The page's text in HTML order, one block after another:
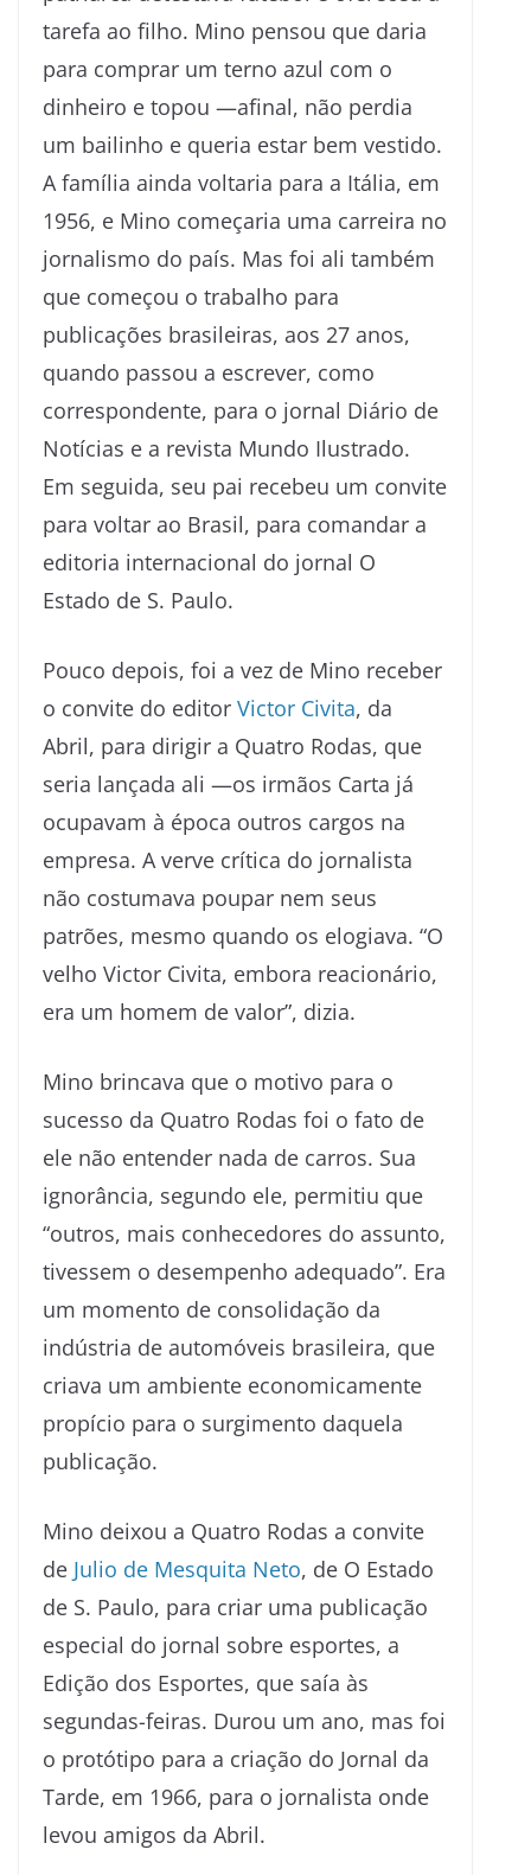
tarefa ao filho. Mino pensou que daria
para comprar um terno azul com o
dinheiro e topou —afinal, não perdia
um bailinho e queria estar bem vestido.
A família ainda voltaria para a Itália, em
1956, e Mino começaria uma carreira no
jornalismo do país. Mas foi ali também
que começou o trabalho para
publicações brasileiras, aos 27 anos,
quando passou a escrever, como
correspondente, para o jornal Diário de
Notícias e a revista Mundo Ilustrado.
Em seguida, seu pai recebeu um convite
para voltar ao Brasil, para comandar a
editoria internacional do jornal O
Estado de S. Paulo.
Pouco depois, foi a vez de Mino receber
o convite do editor Victor Civita, da
Abril, para dirigir a Quatro Rodas, que
seria lançada ali —os irmãos Carta já
ocupavam à época outros cargos na
empresa. A verve crítica do jornalista
não costumava poupar nem seus
patrões, mesmo quando os elogiava. “O
velho Victor Civita, embora reacionário,
era um homem de valor”, dizia.
Mino brincava que o motivo para o
sucesso da Quatro Rodas foi o fato de
ele não entender nada de carros. Sua
ignorância, segundo ele, permitiu que
“outros, mais conhecedores do assunto,
tivessem o desempenho adequado”. Era
um momento de consolidação da
indústria de automóveis brasileira, que
criava um ambiente economicamente
propício para o surgimento daquela
publicação.
Mino deixou a Quatro Rodas a convite
de Julio de Mesquita Neto, de O Estado
de S. Paulo, para criar uma publicação
especial do jornal sobre esportes, a
Edição dos Esportes, que saía às
segundas-feiras. Durou um ano, mas foi
o protótipo para a criação do Jornal da
Tarde, em 1966, para o jornalista onde
levou amigos da Abril.